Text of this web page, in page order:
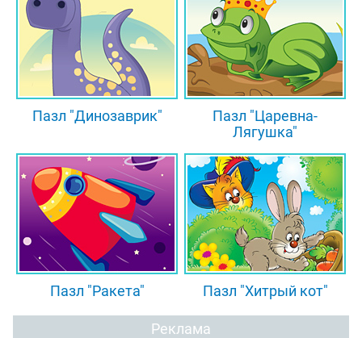
Пазл "Динозаврик"
Пазл "Царевна-
Лягушка"
Пазл "Ракета" Пазл "Хитрый кот"
Реклама